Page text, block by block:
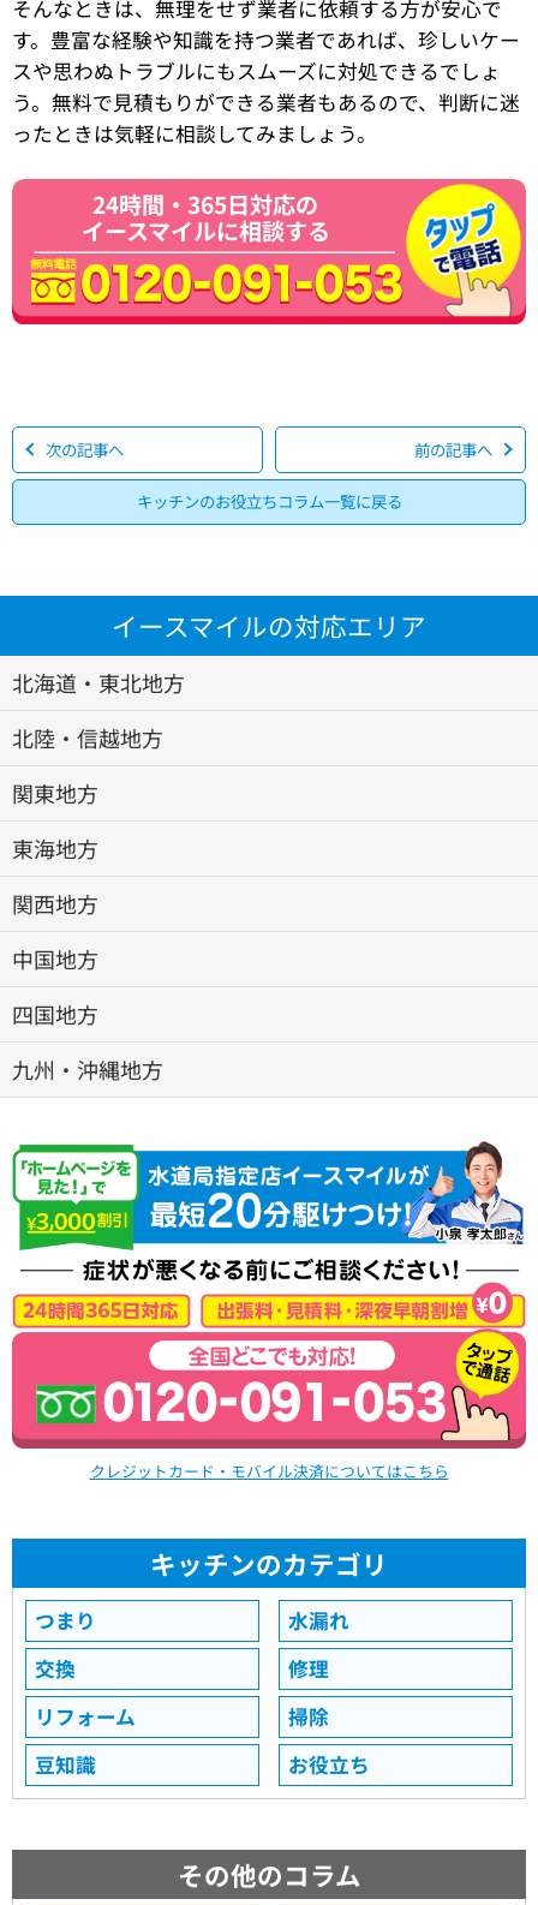
そんなときは、無理をせず業者に依頼する方が安心で
す。豊富な経験や知識を持つ業者であれば、珍しいケー
スや思わぬトラブルにもスムーズに対処できるでしょ
う。無料で見積もりができる業者もあるので、判断に迷
ったときは気軽に相談してみましょう。
24時間・365日対応の
イースマイルに相談する
次の記事へ
キッチンのお役立ちコラム一覧に戻る
前の記事へ
イースマイルの対応エリア
北海道・東北地方
北陸・信越地方
関東地方
東海地方
関西地方
中国地方
四国地方
九州・沖縄地方
クレジットカード・モバイル決済についてはこちら
キッチンのカテゴリ
つまり
水漏れ
交換
修理
リフォーム
掃除
豆知識
お役立ち
その他のコラム